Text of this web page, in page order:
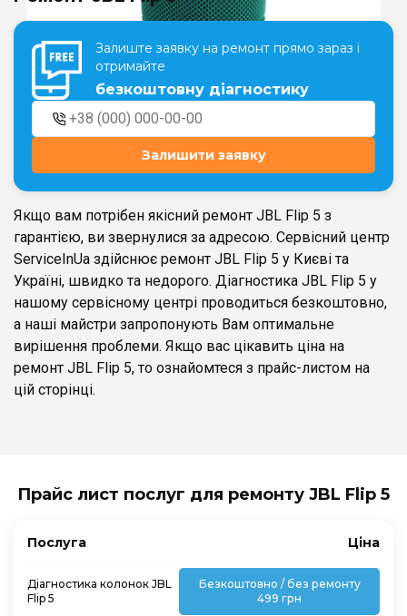
Театральна
м. Київ, вул. Хрещатик 44-A м. Київ, вул. Анни Ахматової, 30
Оболонь
м. Київ, ТЦ LAKE PLAZA, вул. Героїв
полку “Азов”, 12
Дарниця
м. Київ, Комфорт Таун, вул.
Березнева, 16, корпус 3
UK
Залиште заявку на ремонт прямо зараз і
отримайте
безкоштовну діагностику
Залишити заявку
Якщо вам потрібен якісний ремонт JBL Flip 5 з
гарантією, ви звернулися за адресою. Сервісний центр
ServiceInUa здійснює ремонт JBL Flip 5 у Києві та
Україні, швидко та недорого. Діагностика JBL Flip 5 у
нашому сервісному центрі проводиться безкоштовно,
а наші майстри запропонують Вам оптимальне
вирішення проблеми. Якщо вас цікавить ціна на
ремонт JBL Flip 5, то ознайомтеся з прайс-листом на
цій сторінці.
Прайс лист послуг для ремонту JBL Flip 5
Послуга Ціна
Діагностика колонок JBL
Flip 5
Безкоштовно / без ремонту
499 грн